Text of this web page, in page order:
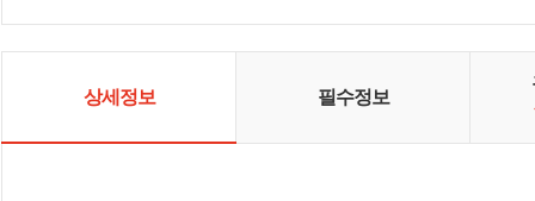
일이면 나의 피가되고 살이됩니다.
택이 친환경유기농업을 지속하게하
상세정보 필수정보